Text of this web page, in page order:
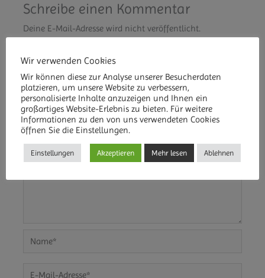
Schreibe einen Kommentar
Deine E-Mail-Adresse wird nicht veröffentlicht.
Kommentar*
Name*
E-
Wir verwenden Cookies
Wir können diese zur Analyse unserer Besucherdaten
platzieren, um unsere Website zu verbessern,
personalisierte Inhalte anzuzeigen und Ihnen ein
großartiges Website-Erlebnis zu bieten. Für weitere
Informationen zu den von uns verwendeten Cookies
öffnen Sie die Einstellungen.
Einstellungen Akzeptieren Mehr lesen Ablehnen